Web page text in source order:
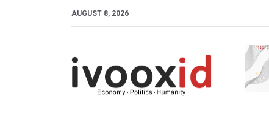
AUGUST 8, 2026